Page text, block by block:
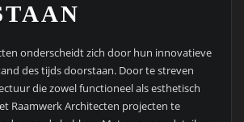
onderscheidt zich door hun innovatieve
des tijds doorstaan. Door te streven
die zowel functioneel als esthetisch
Raamwerk Architecten projecten te